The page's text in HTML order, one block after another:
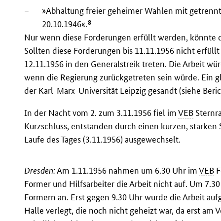
–
»Abhaltung freier geheimer Wahlen mit
20.10.1946«.8
Nur wenn diese Forderungen erfüllt werden, könnte
Sollten diese Forderungen bis 11.11.1956 nicht
12.11.1956 in den Generalstreik treten. Die Arbeit
wenn die Regierung zurückgetreten sein würde. Ein
der Karl-Marx-Universität Leipzig gesandt (siehe
In der Nacht vom 2. zum 3.11.1956 fiel imVEB
Kurzschluss, entstanden durch einen kurzen,
Laufe des Tages (3.11.1956) ausgewechselt.
Dresden:Am 1.11.1956 nahmen um 6.30 Uhr imVEB
Former und Hilfsarbeiter die Arbeit nicht auf. Um
Formern an. Erst gegen 9.30 Uhr wurde die Arbeit
Halle verlegt, die noch nicht geheizt war, da erst am